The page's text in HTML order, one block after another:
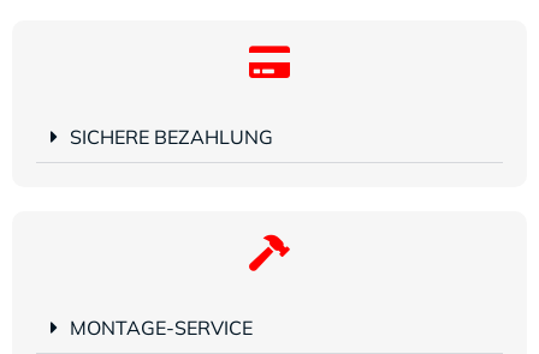
SICHERE BEZAHLUNG
MONTAGE-SERVICE